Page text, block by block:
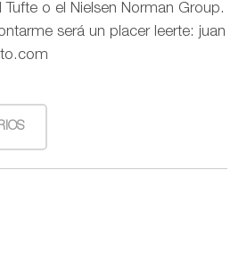
o el Nielsen Norman Group.
será un placer leerte: juan